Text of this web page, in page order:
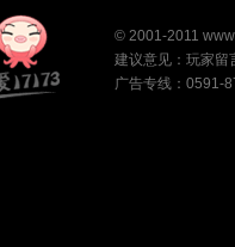
© 2001-2011
建议意见： 玩家留
广告专线：